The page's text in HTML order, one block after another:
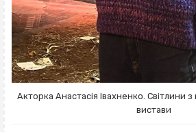
Акторка Анастасія Івахненко. Світлини з
вистави